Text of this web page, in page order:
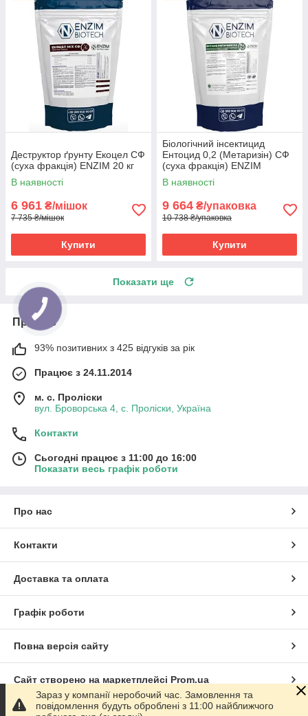
Деструктор ґрунту Екоцел СФ
(суха фракція) ENZIM 20 кг
В наявності
6 961 ₴/мішок
7 735 ₴/мішок
Купити
Біологічний інсектицид
Ентоцид 0,2 (Метаризін) СФ
(суха фракція) ENZIM
BIOTECH 20 кг
В наявності
9 664 ₴/упаковка
10 738 ₴/упаковка
Купити
Показати ще
Про нас
93% позитивних з 425 відгуків за рік
Працює з 24.11.2014
м. с. Проліски
вул. Броворська 4, с. Проліски, Україна
Контакти
Сьогодні працює з 11:00 до 16:00
Показати весь графік роботи
Про нас
Контакти
Доставка та оплата
Графік роботи
Повна версія сайту
Сайт створено на маркетплейсі Prom.ua
Політика конфіденційності
Зараз у компанії неробочий час. Замовлення та
повідомлення будуть оброблені з 11:00 найближчого